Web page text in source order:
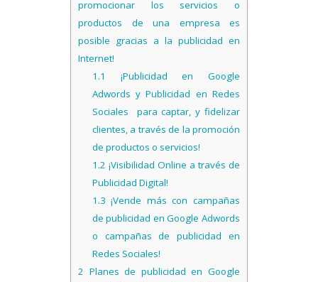
promocionar los servicios o
productos de una empresa es
posible gracias a la publicidad en
Internet!
1.1
¡Publicidad en Google
Adwords y Publicidad en Redes
Sociales para captar, y fidelizar
clientes, a través de la promoción
de productos o servicios!
1.2 ¡Visibilidad Online a través de
Publicidad Digital!
1.3 ¡Vende más con campañas
de publicidad en Google Adwords
o campañas de publicidad en
Redes Sociales!
2 Planes de publicidad en Google